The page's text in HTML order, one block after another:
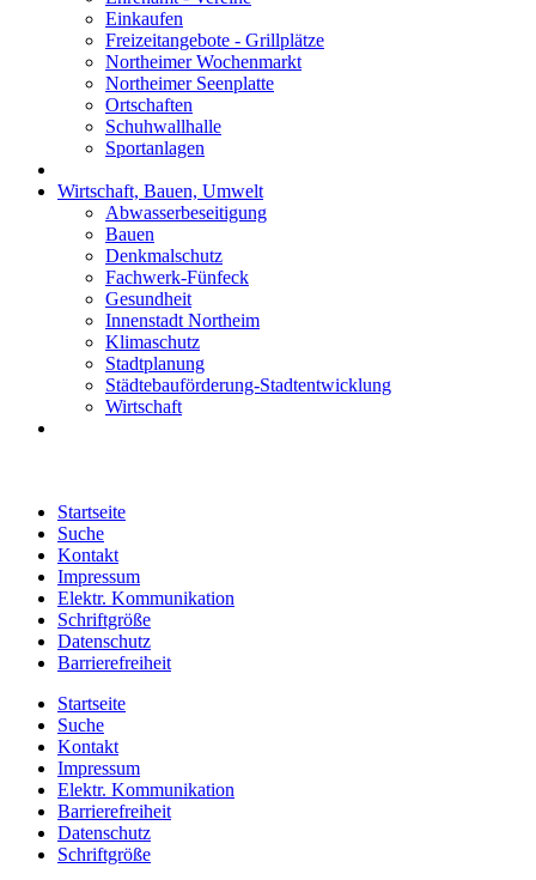
Einkaufen
Freizeitangebote - Grillplätze
Northeimer Wochenmarkt
Northeimer Seenplatte
Ortschaften
Schuhwallhalle
Sportanlagen
Wirtschaft, Bauen, Umwelt
Abwasserbeseitigung
Bauen
Denkmalschutz
Fachwerk-Fünfeck
Gesundheit
Innenstadt Northeim
Klimaschutz
Stadtplanung
Städtebauförderung-Stadtentwicklung
Wirtschaft
Startseite
Suche
Kontakt
Impressum
Elektr. Kommunikation
Schriftgröße
Datenschutz
Barrierefreiheit
Startseite
Suche
Kontakt
Impressum
Elektr. Kommunikation
Barrierefreiheit
Datenschutz
Schriftgröße